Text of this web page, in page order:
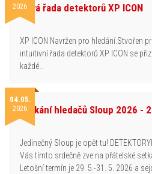
2026Nová řada detektorů XP ICON
XP ICON Navržen pro hledání.Stvořen
intuitivní řada detektorů XP ICON se
každé…
04.05.
2026Setkání hledačů Sloup 2026 -
Jedinečný Sloup je opět tu!
Vás tímto srdečně zve na přátelské
Letošní termín je 29. 5.-31. 5. 2026 a